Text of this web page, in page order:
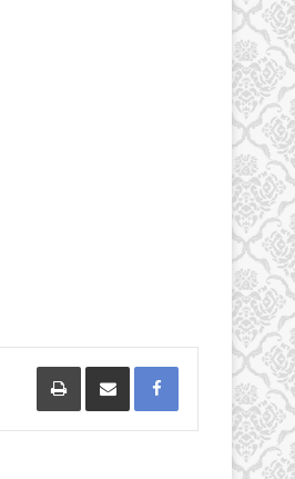
Facebookمشاركة عبر البريد طباعة